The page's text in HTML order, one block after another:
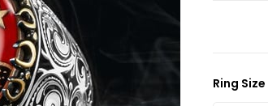
Ring Size